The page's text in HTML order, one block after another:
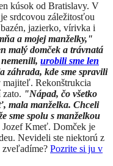
kúsok od Bratislavy. V
srdcovou záležitosťou
jazierko, vírivka i
a mojej manželky,"
malý domček a trávnatá
urobili sme len
záhrada, kde sme spravili
Rekonštrukcia
"Nápad, čo všetko
mala manželka. Chceli
sme spolu s manželkou
Jozef Kmeť. Domček je
Nevideli ste niektorú z
zveľadíme? Pozrite si ju v